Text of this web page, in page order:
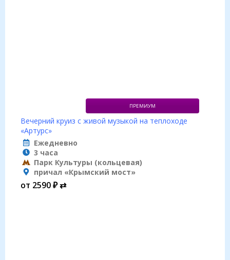
ПРЕМИУМ
Вечерний круиз с живой музыкой на теплоходе
«Артурс»
Ежедневно
3 часа
Парк Культуры (кольцевая)
причал «Крымский мост»
от 2590 ₽ ⇄